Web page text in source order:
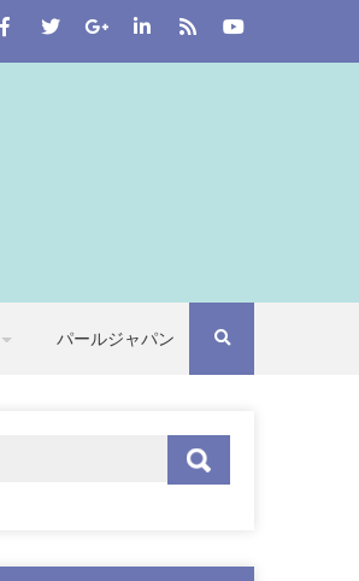
はじめとする七つの自治体から埼
パールジャパン